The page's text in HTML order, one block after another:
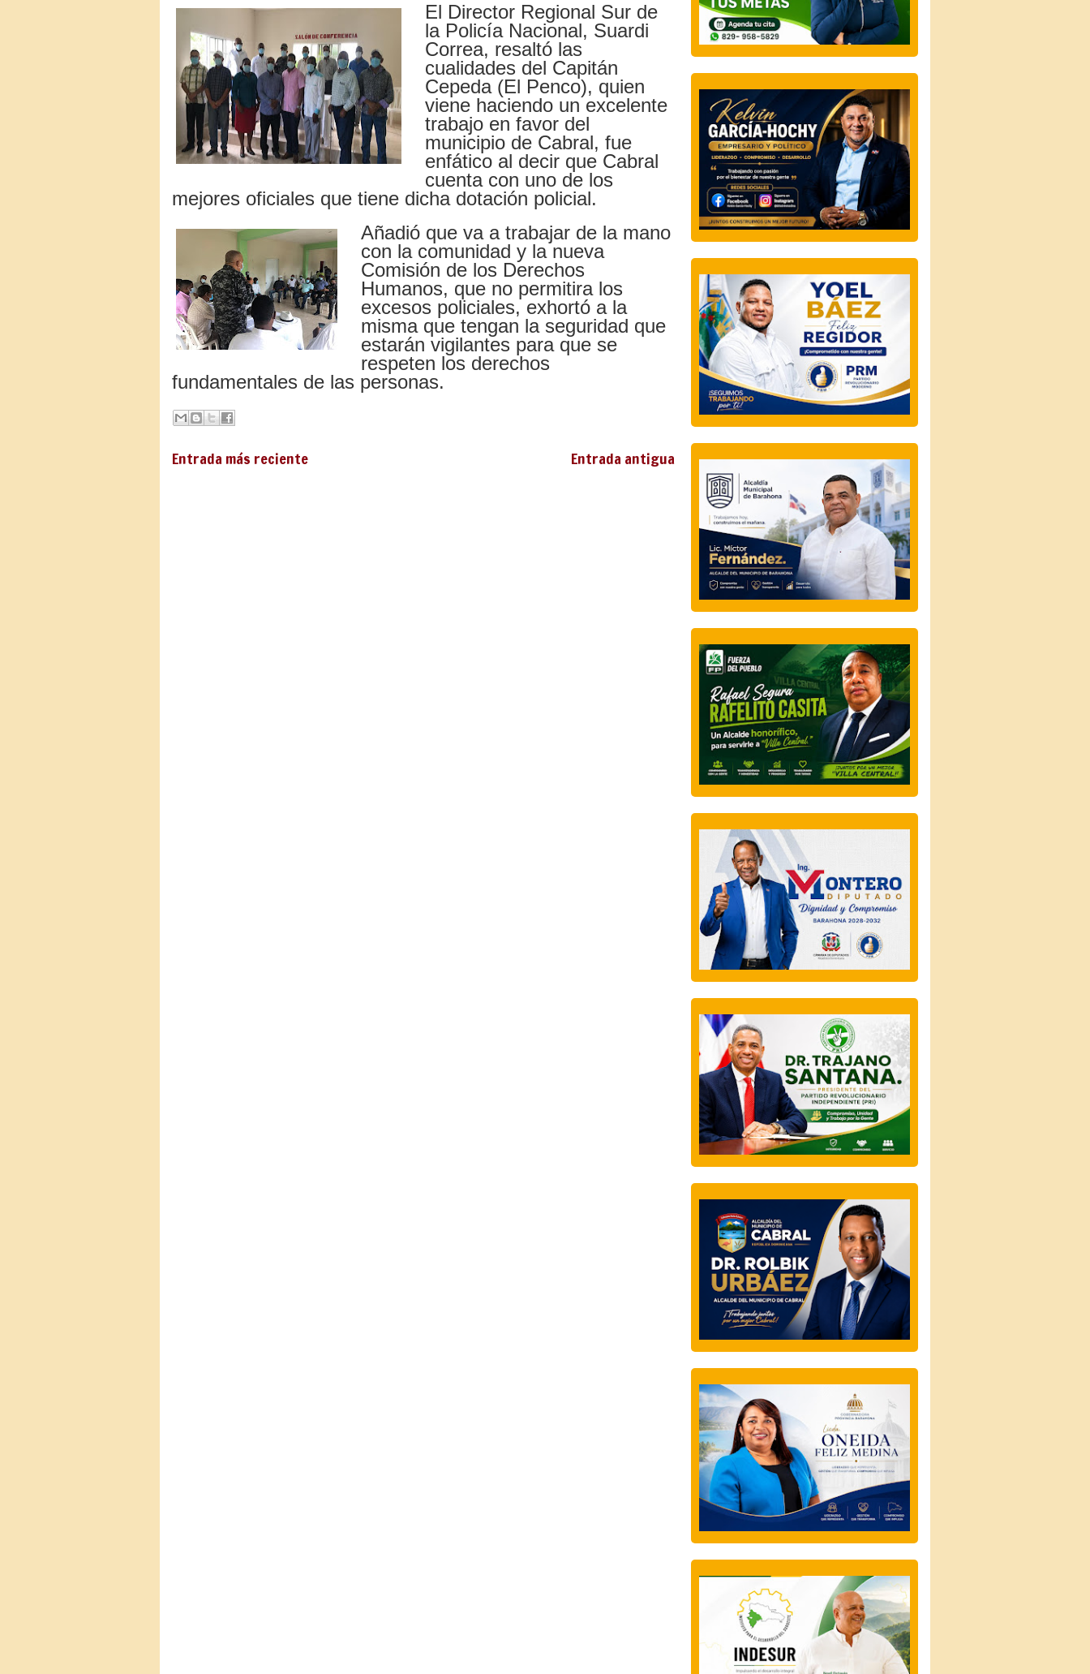
El Director Regional Sur de
la Policía Nacional, Suardi
Correa, resaltó las
cualidades del Capitán
Cepeda (El Penco), quien
viene haciendo un excelente
trabajo en favor del
municipio de Cabral, fue
enfático al decir que Cabral
cuenta con uno de los
mejores oficiales que tiene dicha dotación policial.
Añadió que va a trabajar de la mano
con la comunidad y la nueva
Comisión de los Derechos
Humanos, que no permitira los
excesos policiales, exhortó a la
misma que tengan la seguridad que
estarán vigilantes para que se
respeten los derechos
fundamentales de las personas.
Entrada más reciente Entrada antigua